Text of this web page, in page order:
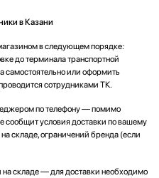
в Казани
в следующем порядке:
до терминала транспортной
самостоятельно или оформить
сотрудниками ТК.
по телефону — помимо
сообщит условия доставки по вашему
складе, ограничений бренда (если
складе — для доставки необходимо